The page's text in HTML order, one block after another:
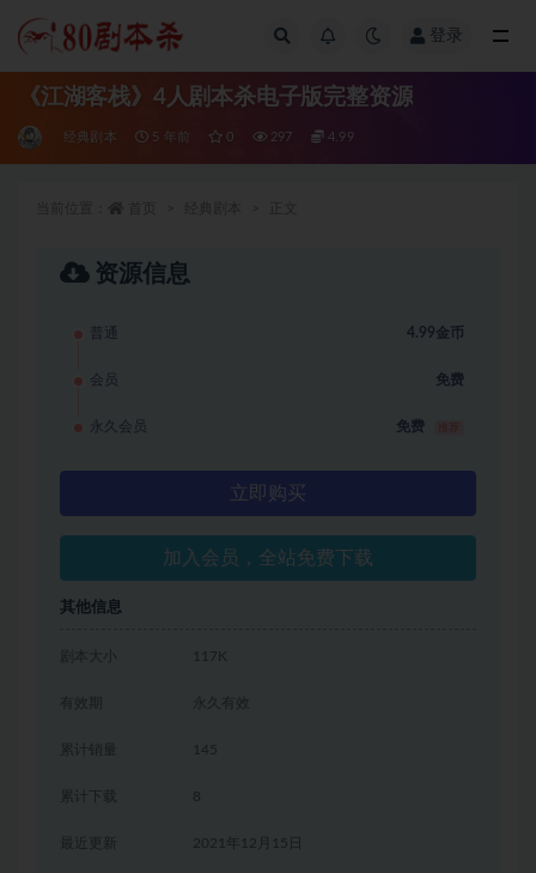
登录
《江湖客栈》4人剧本杀电子版完整资源
经典剧本 5 年前 0 297 4.99
资源信息
普通 4.99金币
会员 免费
永久会员 免费
立即购买
加入会员，全站免费下载
其他信息
剧本大小 117K
有效期 永久有效
累计销量 145
累计下载 8
2021年12月15日